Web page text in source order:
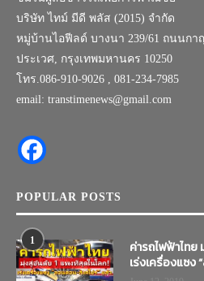
บริษัท ไทม์ มีดี พลัส (2015) จำกัด
หมู่บ้านไอฟีลด์ บางนา 239/61 ถนนกา
ประเวศ, กรุงเทพมหานคร 10250
โทร.086-910-9026 , 081-234-7985
email: transtimenews@gmail.com
POPULAR POSTS
1
ค่ารถไฟฟ้าไทย
เร่งเครื่องแซง